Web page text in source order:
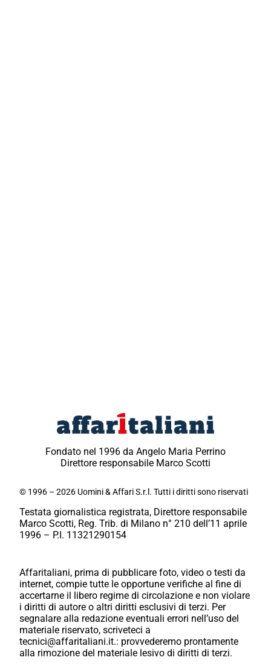
Fondato nel 1996 da Angelo Maria Perrino
Direttore responsabile Marco Scotti
© 1996 – 2026 Uomini & Affari S.r.l. Tutti i diritti sono riservati
Testata giornalistica registrata, Direttore responsabile
Marco Scotti, Reg. Trib. di Milano n° 210 dell’11 aprile
1996 – P.I. 11321290154
Affaritaliani, prima di pubblicare foto, video o testi da
internet, compie tutte le opportune verifiche al fine di
accertarne il libero regime di circolazione e non violare
i diritti di autore o altri diritti esclusivi di terzi. Per
segnalare alla redazione eventuali errori nell’uso del
materiale riservato, scriveteci a
tecnici@affaritaliani.it.: provvederemo prontamente
alla rimozione del materiale lesivo di diritti di terzi.